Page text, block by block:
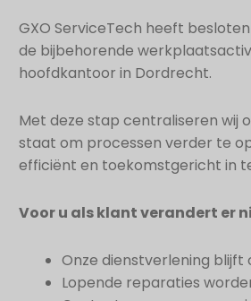
GXO ServiceTech heeft
de bijbehorende
hoofdkantoor in Dordrecht.
Met deze stap centraliseren wij
staat om processen verder te
efficiënt en toekomstgericht in
Voor u als klant verandert er
Onze dienstverlening
Lopende reparaties